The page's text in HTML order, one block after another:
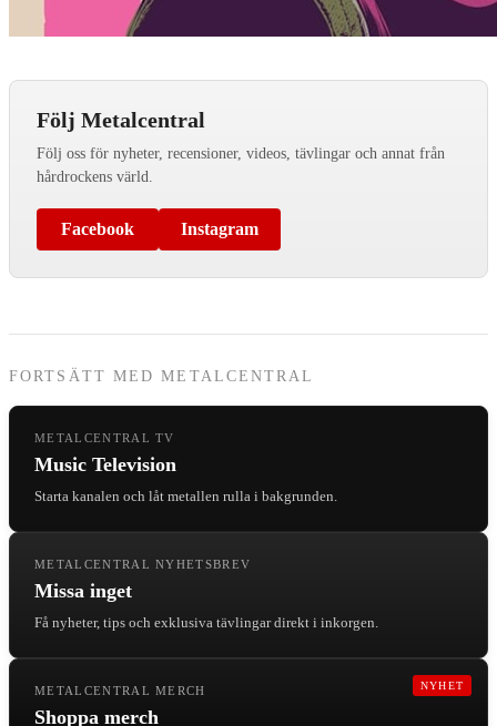
Följ Metalcentral
Följ oss för nyheter, recensioner, videos, tävlingar och annat från
hårdrockens värld.
Facebook Instagram
FORTSÄTT MED METALCENTRAL
METALCENTRAL TV
Music Television
Starta kanalen och låt metallen rulla i bakgrunden.
METALCENTRAL NYHETSBREV
Missa inget
Få nyheter, tips och exklusiva tävlingar direkt i inkorgen.
NYHET
METALCENTRAL MERCH
Shoppa merch